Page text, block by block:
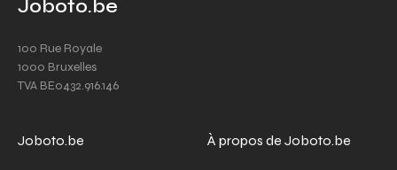
Joboto.be
100 Rue Royale
1000 Bruxelles
TVA BE0432.916.146
Joboto.be À propos de Joboto.be